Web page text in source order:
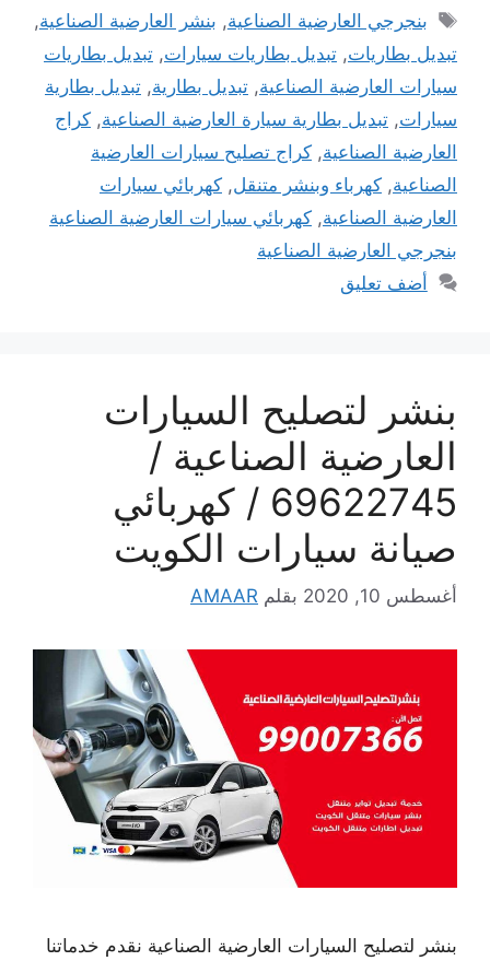
الوسوم
بنجرجي العارضية الصناعية, بنشر العارضية الصناعية,
تبديل بطاريات, تبديل بطاريات سيارات, تبديل بطاريات
سيارات العارضية الصناعية, تبديل بطارية, تبديل بطارية
سيارات, تبديل بطارية سيارة العارضية الصناعية, كراج
العارضية الصناعية, كراج تصليح سيارات العارضية
الصناعية, كهرباء وبنشر متنقل, كهربائي سيارات
العارضية الصناعية, كهربائي سيارات العارضية الصناعية
بنجرجي العارضية الصناعية
أضف تعليق
بنشر لتصليح السيارات
العارضية الصناعية /
69622745 / كهربائي
صيانة سيارات الكويت
أغسطس 10, 2020 بقلم AMAAR
بنشر لتصليح السيارات العارضية الصناعية نقدم خدماتنا